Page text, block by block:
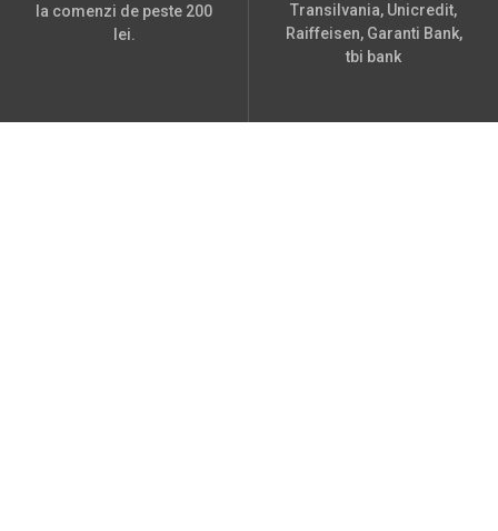
la comenzi de peste 200
lei.
Transilvania, Unicredit,
Raiffeisen, Garanti Bank,
tbi bank